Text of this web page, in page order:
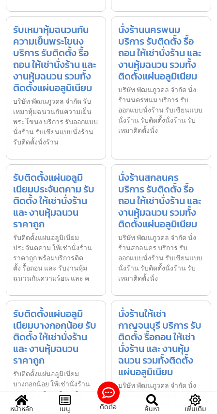
รับเหมาหุ้มฉนวนกัน
ความเย็นพระโขนง
บริการ รับติดตั้ง รื้อ
ถอน ให้เช่านั่งร้าน และ
งานหุ้มฉนวน รวมทั้ง
ติดตั้งแผ่นอลูมิเนียม
บริษัท พัฒนภูวดล จำกัด รับ
เหมาหุ้มฉนวนกันความเย็น
พระโขนง บริการ รับออกแบบ
นั่งร้าน รับเขียนแบบนั่งร้าน
รับติดตั้งนั่งร้าน
นั่งร้านนครพนม
บริการ รับติดตั้ง รื้อ
ถอน ให้เช่านั่งร้าน และ
งานหุ้มฉนวน รวมทั้ง
ติดตั้งแผ่นอลูมิเนียม
บริษัท พัฒนภูวดล จำกัด นั่ง
ร้านนครพนม บริการ รับ
ออกแบบนั่งร้าน รับเขียนแบบ
นั่งร้าน รับติดตั้งนั่งร้าน รับ
เหมาติดตั้งนั่ง
รับติดตั้งแผ่นอลูมิ
เนียมประจันตคาม รับ
ติดตั้ง ให้เช่านั่งร้าน
และ งานหุ้มฉนวน
ราคาถูก
รับติดตั้งแผ่นอลูมิเนียม
ประจันตคาม ให้เช่านั่งร้าน
ราคาถูก พร้อมบริการติด
ตั้ง รื้อถอน และ รับงานหุ้ม
ฉนวนกันความร้อน และ ค
นั่งร้านสกลนคร
บริการ รับติดตั้ง รื้อ
ถอน ให้เช่านั่งร้าน และ
งานหุ้มฉนวน รวมทั้ง
ติดตั้งแผ่นอลูมิเนียม
บริษัท พัฒนภูวดล จำกัด นั่ง
ร้านสกลนคร บริการ รับ
ออกแบบนั่งร้าน รับเขียนแบบ
นั่งร้าน รับติดตั้งนั่งร้าน รับ
เหมาติดตั้งนั่ง
รับติดตั้งแผ่นอลูมิ
เนียมบางกอกน้อย รับ
ติดตั้ง ให้เช่านั่งร้าน
และ งานหุ้มฉนวน
ราคาถูก
รับติดตั้งแผ่นอลูมิเนียม
บางกอกน้อย ให้เช่านั่งร้าน
ราคาถูก พร้อมบริการติด
ตั้ง รื้อถอน และ รับงานหุ้ม
นั่งร้านให้เช่า
กาญจนบุรี บริการ รับ
ติดตั้ง รื้อถอน ให้เช่า
นั่งร้าน และ งานหุ้ม
ฉนวน รวมทั้งติดตั้ง
แผ่นอลูมิเนียม
บริษัท พัฒนภูวดล จำกัด นั่ง
ร้านให้เช่ากาญจนบุรี บริการ
รับออกแบบนั่งร้าน รับเขียน
หน้าหลัก เมนู ติดต่อ ค้นหา เพิ่มเติม